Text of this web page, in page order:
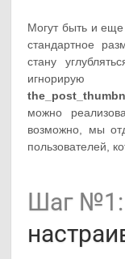
Могут быть и
стандартное
стану
можно
возможно, мы
пользователей,
Шаг №1: